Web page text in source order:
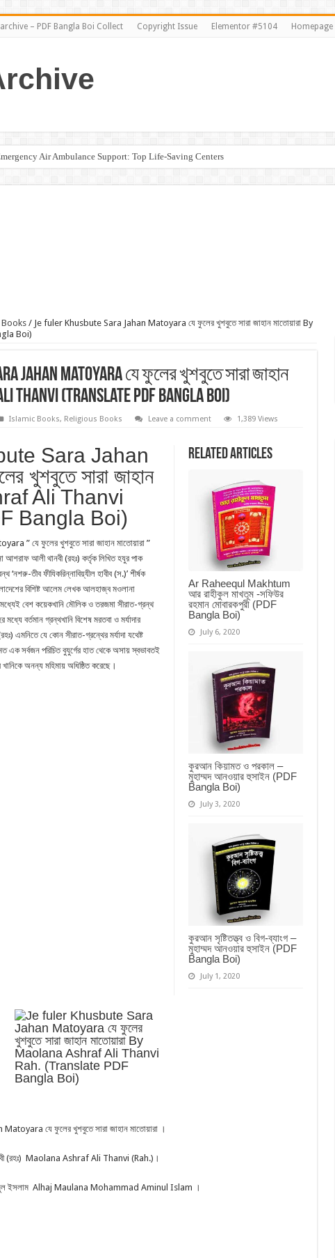
– PDF Bangla Boi Collect Copyright Issue Elementor #5104 Homepage
Air Ambulance Support: Top Life-Saving Centers
/ Je fuler Khusbute Sara Jahan Matoyara যে ফুলের খুশবুতে সারা জাহান মাতোয়ারা By
Boi)
Jahan Matoyara যে ফুলের খুশবুতে সারা জাহান
Thanvi (Translate PDF Bangla Boi)
Islamic Books, Religious Books Leave a comment 1,389 Views
Related Articles
Ar Raheequl Makhtum
আর রাহীকুল মাখতূম -সফিউর
রহমান মোবারকপুরী (PDF
Bangla Boi)
July 6, 2020
কুরআন কিয়ামত ও পরকাল –
মুহাম্মদ আনওয়ার হুসাইন (PDF
Bangla Boi)
July 3, 2020
কুরআন সৃষ্টিতত্ত্ব ও বিগ-ব্যাংগ –
মুহাম্মদ আনওয়ার হুসাইন (PDF
Bangla Boi)
July 1, 2020
Sara Jahan
খুশবুতে সারা জাহান
Ali Thanvi
Bangla Boi)
” যে ফুলের খুশবুতে সারা জাহান মাতোয়ারা ”
আশরাফ আলী থানবী (রহঃ) কর্তৃক লিখিত হযুর পাক
‘নশরু-তীব ফীযিকরিন্নাবিয়্যীল হাবীব (স.)’ শীর্ষক
বিশিষ্ট আলেম লেখক আলহাজ্ব মওলানা
বেশ কয়েকখানি মৌলিক ও তরজমা সীরাত-গ্রন্থ
বর্তমান গ্রন্থখানি বিশেষ মরতবা ও মর্যাদার
এমনিতে যে কোন সীরাত-গ্রন্থের মর্যাদা যথেষ্ট
এক সর্বজন পরিচিত বুযুর্গের হাত থেকে অসায় স্বভাবতই
অনন্য মহিমায় অধিষ্ঠিত করেছে।
যে ফুলের খুশবুতে সারা জাহান মাতোয়ারা ।
(রহঃ) Maolana Ashraf Ali Thanvi (Rah.)।
ইসলাম Alhaj Maulana Mohammad Aminul Islam ।